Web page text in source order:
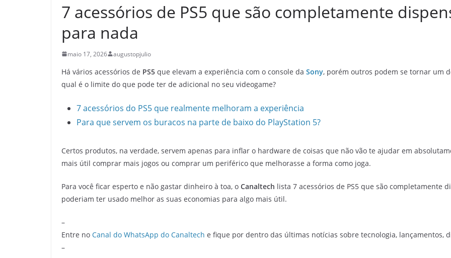
7 acessórios de PS5 que são completamente
para nada
maio 17, 2026 augustopjulio
Há vários acessórios de PS5 que elevam a experiência com o console da Sony, porém outros podem se tornar um
qual é o limite do que pode ter de adicional no seu videogame?
7 acessórios do PS5 que realmente melhoram a experiência
Para que servem os buracos na parte de baixo do PlayStation 5?
Certos produtos, na verdade, servem apenas para inflar o hardware de coisas que não vão te ajudar em
mais útil comprar mais jogos ou comprar um periférico que melhorasse a forma como joga.
Para você ficar esperto e não gastar dinheiro à toa, o Canaltech lista 7 acessórios de PS5 que são completamente
poderiam ter usado melhor as suas economias para algo mais útil.
–
Entre no Canal do WhatsApp do Canaltech e fique por dentro das últimas notícias sobre tecnologia, lançamentos,
–